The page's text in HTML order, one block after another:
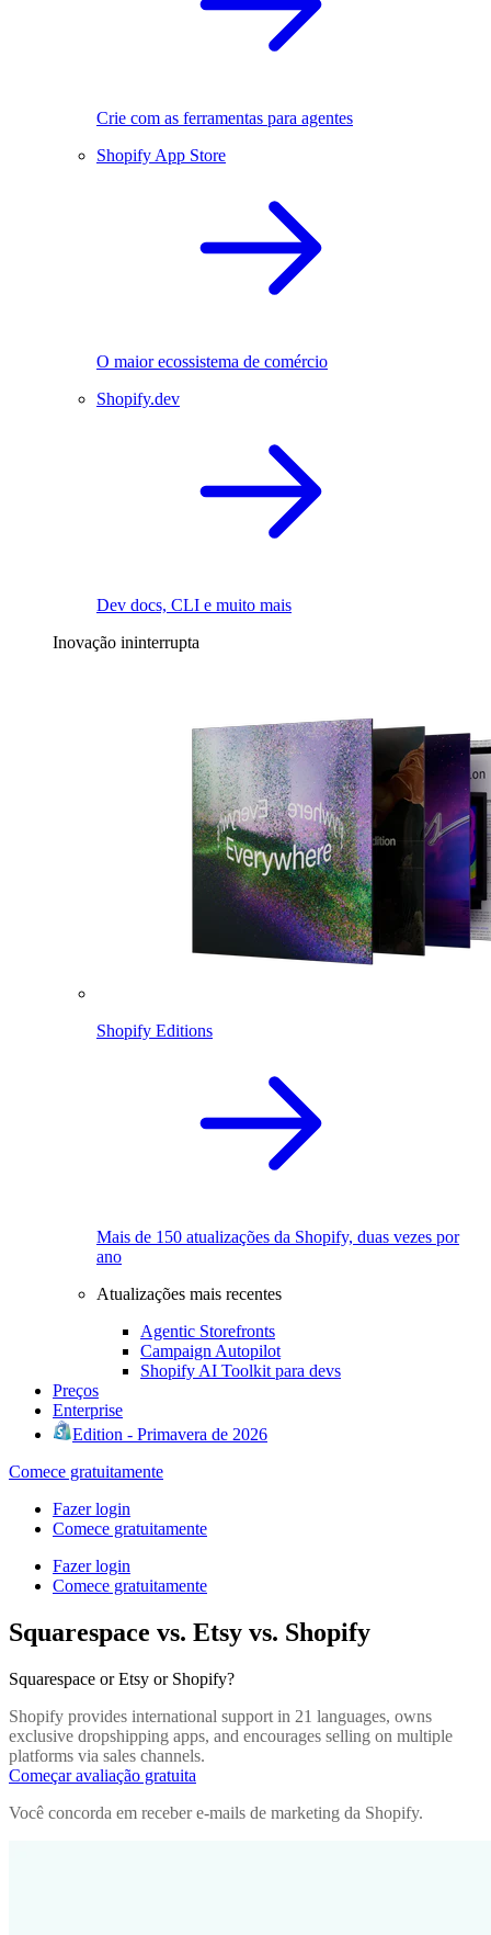
Crie com as ferramentas para agentes
Shopify App Store
O maior ecossistema de comércio
Shopify.dev
Dev docs, CLI e muito mais
Inovação ininterrupta
Shopify Editions
Mais de 150 atualizações da Shopify, duas vezes por
ano
Atualizações mais recentes
Agentic Storefronts
Campaign Autopilot
Shopify AI Toolkit para devs
Preços
Enterprise
Edition - Primavera de 2026
Comece gratuitamente
Fazer login
Comece gratuitamente
Fazer login
Comece gratuitamente
Squarespace vs. Etsy vs. Shopify
Squarespace or Etsy or Shopify?
Shopify provides international support in 21 languages, owns
exclusive dropshipping apps, and encourages selling on multiple
platforms via sales channels.
Começar avaliação gratuita
Você concorda em receber e-mails de marketing da Shopify.